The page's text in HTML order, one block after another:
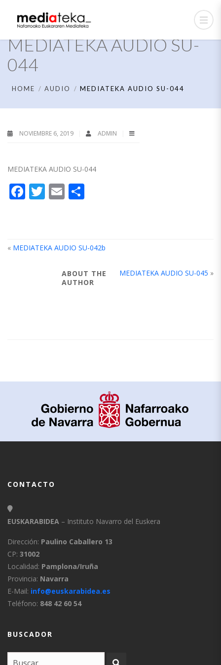
MEDIATEKA AUDIO SU-
044
HOME AUDIO MEDIATEKA AUDIO SU-044
NOVIEMBRE 6, 2019 ADMIN
MEDIATEKA AUDIO SU-044
Facebook
Twitter
Email
« MEDIATEKA AUDIO SU-042b
MEDIATEKA AUDIO SU-045 »
ABOUT THE
AUTHOR
CONTACTO
EUSKARABIDEA – Instituto Navarro del Euskera
Dirección: Paulino Caballero 13
CP: 31002
Localidad: Pamplona/Iruña
Provincia: Navarra
E-Mail: info@euskarabidea.es
Teléfono: 848 42 60 54
BUSCADOR